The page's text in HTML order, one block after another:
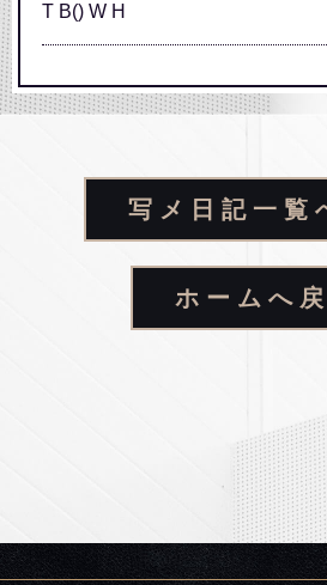
T B() W H
写メ日記一覧
ホームへ